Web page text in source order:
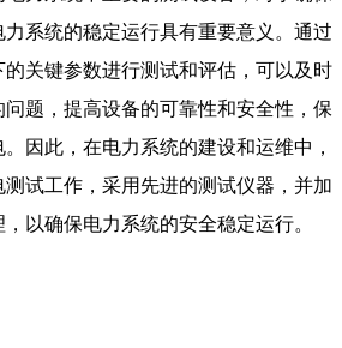
系统的稳定运行具有重要意义。通过
关键参数进行测试和评估，可以及时
题，提高设备的可靠性和安全性，保
因此，在电力系统的建设和运维中，
试工作，采用先进的测试仪器，并加
以确保电力系统的安全稳定运行。